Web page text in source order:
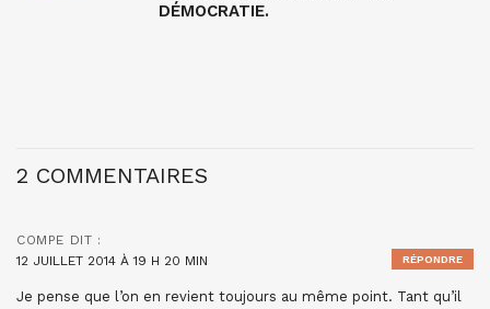
DÉMOCRATIE.
2 COMMENTAIRES
COMPE DIT :
12 JUILLET 2014 À 19 H 20 MIN
Je pense que l’on en revient toujours au même point. Tant qu’il
RÉPONDRE